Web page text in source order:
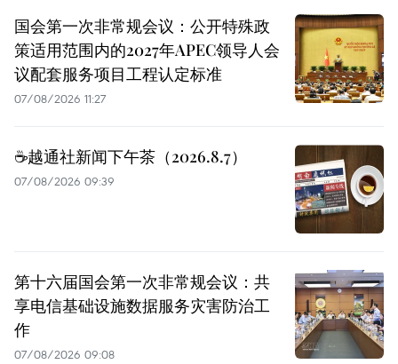
国会第一次非常规会议：公开特殊政
策适用范围内的2027年APEC领导人会
议配套服务项目工程认定标准
07/08/2026 11:27
☕️越通社新闻下午茶（2026.8.7）
07/08/2026 09:39
第十六届国会第一次非常规会议：共
享电信基础设施数据服务灾害防治工
作
07/08/2026 09:08